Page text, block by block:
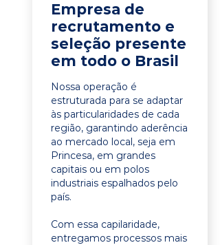
Empresa de
recrutamento e
seleção presente
em todo o Brasil
Nossa operação é
estruturada para se adaptar
às particularidades de cada
região, garantindo aderência
ao mercado local, seja em
Princesa, em grandes
capitais ou em polos
industriais espalhados pelo
país.
Com essa capilaridade,
entregamos processos mais